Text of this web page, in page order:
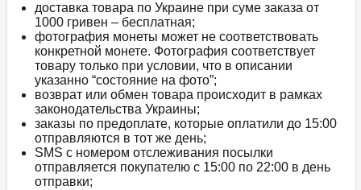
доставка товара по Украине при суме заказа от
1000 гривен – бесплатная;
фотография монеты может не соответствовать
конкретной монете. Фотография соответствует
товару только при условии, что в описании
указанно “состояние на фото”;
возврат или обмен товара происходит в рамках
законодательства Украины;
заказы по предоплате, которые оплатили до 15:00
отправляются в тот же день;
SMS с номером отслеживания посылки
отправляется покупателю с 15:00 по 22:00 в день
отправки;